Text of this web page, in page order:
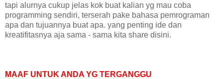
tapi alurnya cukup jelas kok buat kalian yg mau coba
programming sendiri, terserah pake bahasa pemrograman
apa dan tujuannya buat apa. yang penting ide dan
kreatifitasnya aja sama - sama kita share disini.
MAAF UNTUK ANDA YG TERGANGGU